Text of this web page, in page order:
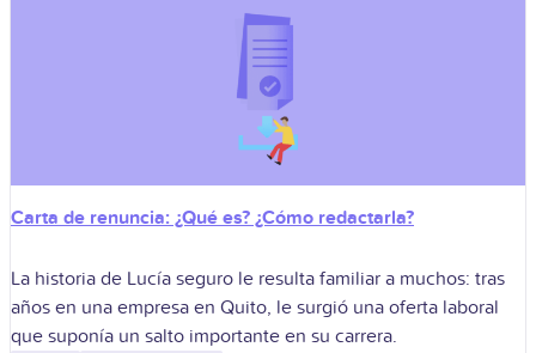
Carta de renuncia: ¿Qué es? ¿Cómo redactarla?
La historia de Lucía seguro le resulta familiar a muchos: tras
años en una empresa en Quito, le surgió una oferta laboral
que suponía un salto importante en su carrera.